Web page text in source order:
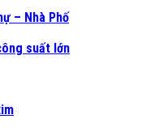
– Nhà Phố
suất lớn